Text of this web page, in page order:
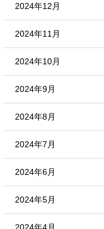
2024年12月
2024年11月
2024年10月
2024年9月
2024年8月
2024年7月
2024年6月
2024年5月
2024年4月